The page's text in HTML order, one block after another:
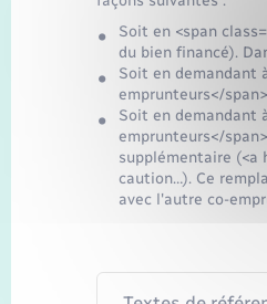
Soit en <span
du bien financé).
Soit en demandant
emprunteurs</
Soit en demandant
emprunteurs</
supplémentaire (<a
caution…). Ce
avec l'autre co-